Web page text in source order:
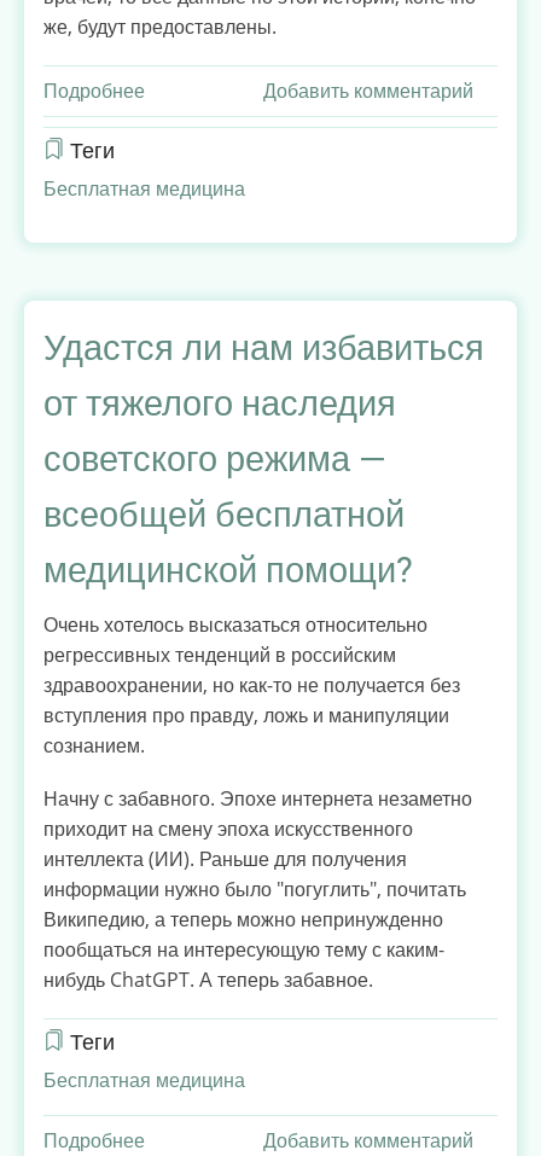
же, будут предоставлены.
Подробнее
Отказ
медицинской
или
и
быть?
Добавить комментарий
Теги
Бесплатная медицина
Удастся ли нам избавиться
от тяжелого наследия
советского режима —
всеобщей бесплатной
медицинской помощи?
Очень хотелось высказаться относительно
регрессивных тенденций в российским
здравоохранении, но как-то не получается без
вступления про правду, ложь и манипуляции
сознанием.
Начну с забавного. Эпохе интернета незаметно
приходит на смену эпоха искусственного
интеллекта (ИИ). Раньше для получения
информации нужно было "погуглить", почитать
Википедию, а теперь можно непринужденно
пообщаться на интересующую тему с каким-
нибудь ChatGPT. А теперь забавное.
Теги
Бесплатная медицина
Подробнее Добавить комментарий